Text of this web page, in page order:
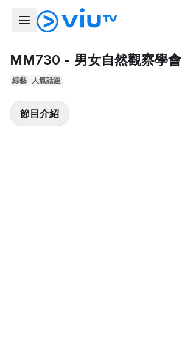
MM730 - 男女自然觀察學會
綜藝 人氣話題
節目介紹